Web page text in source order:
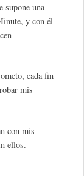
supone una
y con él
cada fin
mis
con mis
ellos.